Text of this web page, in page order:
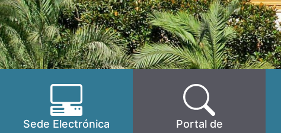
Sede Electrónica
Portal de